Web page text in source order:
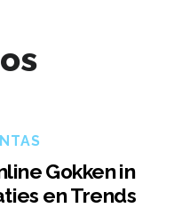
Gokken in
en Trends